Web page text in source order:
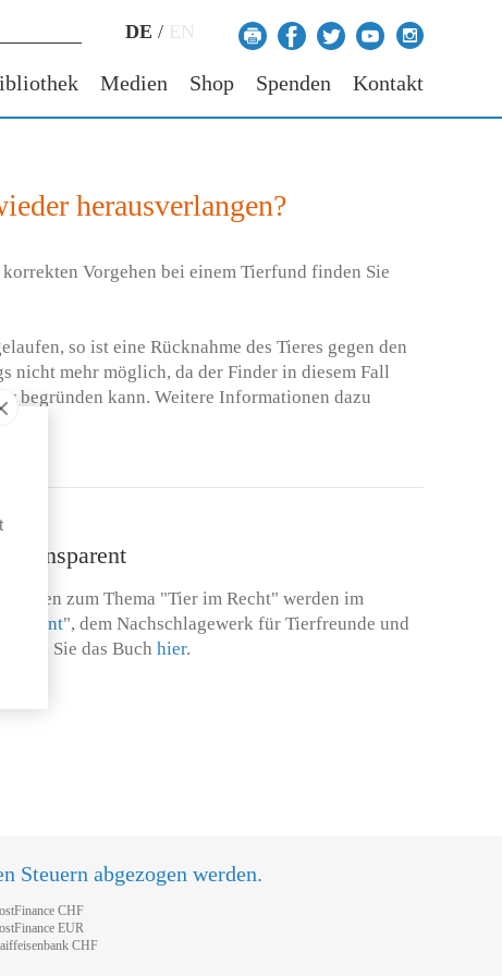
DE / EN
Medien Shop Spenden Kontakt
herausverlangen?
Vorgehen bei einem Tierfund finden Sie
so ist eine Rücknahme des Tieres gegen den
nicht mehr möglich, da der Finder in diesem Fall
begründen kann. Weitere Informationen dazu
transparent
zum Thema "Tier im Recht" werden im
", dem Nachschlagewerk für Tierfreunde und
Sie das Buch hier.
Steuern abgezogen werden.
CHF
EUR
CHF